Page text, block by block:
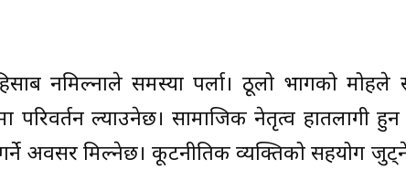
नमिल्नाले समस्या पर्ला। ठूलो भागको मोहले
ल्याउनेछ। सामाजिक नेतृत्व हातलागी हुन
गर्ने अवसर मिल्नेछ। कूटनीतिक व्यक्तिको सहयोग